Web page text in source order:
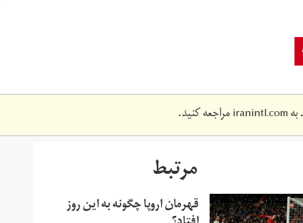
iranintl.comمراجعه کنید.
مرتبط
قهرمان اروپا چگونه به این روز